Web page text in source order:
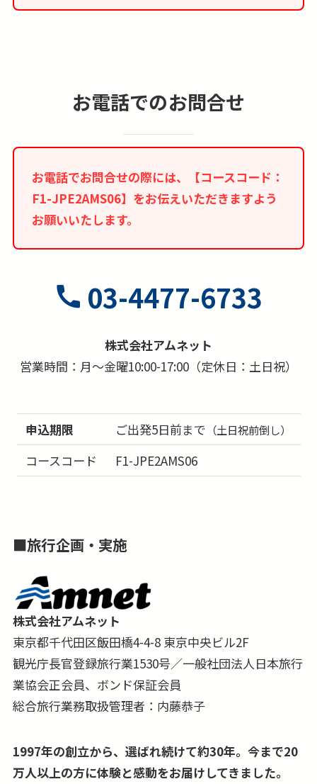
インまたはチェックアウトされる際に直接ホテル
お電話でのお問合せ
お電話でお問合せの際には、【コースコード：
F1-JPE2AMS06】をお伝えいただきますよう
お願いいたします。
03-4477-6733
株式会社アムネット
営業時間：月～金曜10:00-17:00（定休日：土日祝）
申込期限 ご出発5日前まで （土日祝前倒し）
コースコード F1-JPE2AMS06
■旅行企画・実施
株式会社アムネット
東京都千代田区飯田橋4-4-8 東京中央ビル2F
観光庁長官登録旅行業1530号／一般社団法人日本旅行
業協会正会員、ボンド保証会員
総合旅行業務取扱管理者：内藤恭子
1997年の創立から、選ばれ続けて約30年。今まで20
万人以上の方に体験と感動をお届けしてきました。